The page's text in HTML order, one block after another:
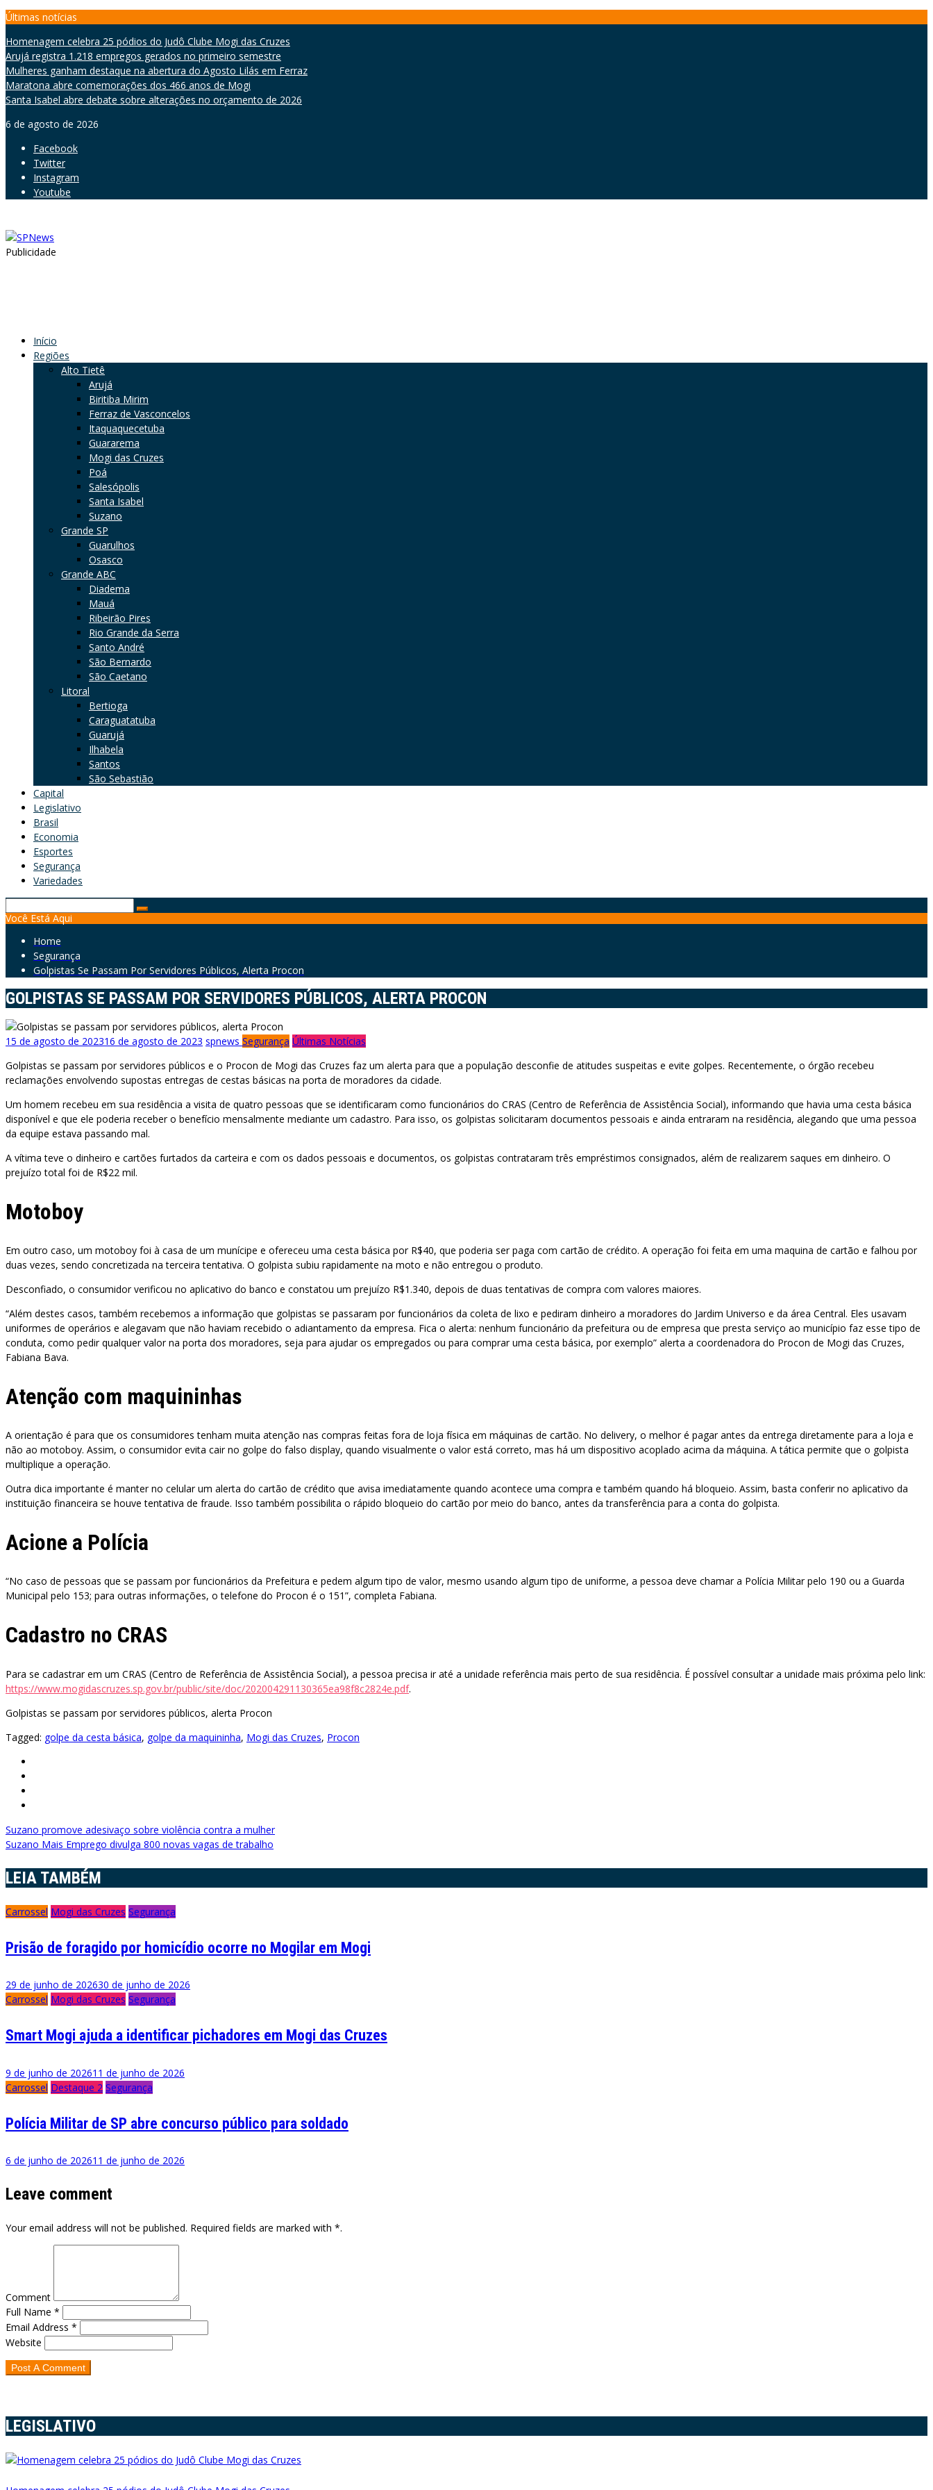
Skip
content
Últimas notícias
Homenagem celebra 25 pódios do Judô Clube Mogi das Cruzes
Arujá registra 1.218 empregos gerados no primeiro semestre
Mulheres ganham destaque na abertura do Agosto Lilás em Ferraz
Maratona abre comemorações dos 466 anos de Mogi
Santa Isabel abre debate sobre alterações no orçamento de 2026
6 de agosto de 2026
Facebook
Twitter
Instagram
Youtube
Publicidade
Início
Regiões
Alto Tietê
Arujá
Biritiba Mirim
Ferraz de Vasconcelos
Itaquaquecetuba
Guararema
Mogi das Cruzes
Poá
Salesópolis
Santa Isabel
Suzano
Grande SP
Guarulhos
Osasco
Grande ABC
Diadema
Mauá
Ribeirão Pires
Rio Grande da Serra
Santo André
São Bernardo
São Caetano
Litoral
Bertioga
Caraguatatuba
Guarujá
Ilhabela
Santos
São Sebastião
Capital
Legislativo
Brasil
Economia
Esportes
Segurança
Variedades
for:
Você Está Aqui
Home
Segurança
Golpistas Se Passam Por Servidores Públicos, Alerta Procon
GOLPISTAS SE PASSAM POR SERVIDORES PÚBLICOS, ALERTA PROCON
15 de agosto de 202316 de agosto de 2023 spnews Segurança Últimas Notícias
Golpistas se passam por servidores públicos e o Procon de Mogi das Cruzes faz um alerta para que a população desconfie de atitudes suspeitas e evite golpes. Recentemente, o órgão recebeu
reclamações envolvendo supostas entregas de cestas básicas na porta de moradores da cidade.
Um homem recebeu em sua residência a visita de quatro pessoas que se identificaram como funcionários do CRAS (Centro de Referência de Assistência Social), informando que havia uma cesta básica
disponível e que ele poderia receber o benefício mensalmente mediante um cadastro. Para isso, os golpistas solicitaram documentos pessoais e ainda entraram na residência, alegando que uma pessoa
da equipe estava passando mal.
A vítima teve o dinheiro e cartões furtados da carteira e com os dados pessoais e documentos, os golpistas contrataram três empréstimos consignados, além de realizarem saques em dinheiro. O
prejuízo total foi de R$22 mil.
Motoboy
Em outro caso, um motoboy foi à casa de um munícipe e ofereceu uma cesta básica por R$40, que poderia ser paga com cartão de crédito. A operação foi feita em uma maquina de cartão e falhou por
duas vezes, sendo concretizada na terceira tentativa. O golpista subiu rapidamente na moto e não entregou o produto.
Desconfiado, o consumidor verificou no aplicativo do banco e constatou um prejuízo R$1.340, depois de duas tentativas de compra com valores maiores.
“Além destes casos, também recebemos a informação que golpistas se passaram por funcionários da coleta de lixo e pediram dinheiro a moradores do Jardim Universo e da área Central. Eles usavam
uniformes de operários e alegavam que não haviam recebido o adiantamento da empresa. Fica o alerta: nenhum funcionário da prefeitura ou de empresa que presta serviço ao município faz esse tipo de
conduta, como pedir qualquer valor na porta dos moradores, seja para ajudar os empregados ou para comprar uma cesta básica, por exemplo” alerta a coordenadora do Procon de Mogi das Cruzes,
Fabiana Bava.
Atenção com maquininhas
A orientação é para que os consumidores tenham muita atenção nas compras feitas fora de loja física em máquinas de cartão. No delivery, o melhor é pagar antes da entrega diretamente para a loja e
não ao motoboy. Assim, o consumidor evita cair no golpe do falso display, quando visualmente o valor está correto, mas há um dispositivo acoplado acima da máquina. A tática permite que o golpista
multiplique a operação.
Outra dica importante é manter no celular um alerta do cartão de crédito que avisa imediatamente quando acontece uma compra e também quando há bloqueio. Assim, basta conferir no aplicativo da
instituição financeira se houve tentativa de fraude. Isso também possibilita o rápido bloqueio do cartão por meio do banco, antes da transferência para a conta do golpista.
Acione a Polícia
“No caso de pessoas que se passam por funcionários da Prefeitura e pedem algum tipo de valor, mesmo usando algum tipo de uniforme, a pessoa deve chamar a Polícia Militar pelo 190 ou a Guarda
Municipal pelo 153; para outras informações, o telefone do Procon é o 151”, completa Fabiana.
Cadastro no CRAS
Para se cadastrar em um CRAS (Centro de Referência de Assistência Social), a pessoa precisa ir até a unidade referência mais perto de sua residência. É possível consultar a unidade mais próxima pelo link:
https://www.mogidascruzes.sp.gov.br/public/site/doc/202004291130365ea98f8c2824e.pdf.
Golpistas se passam por servidores públicos, alerta Procon
Tagged: golpe da cesta básica, golpe da maquininha, Mogi das Cruzes, Procon
Navegação
Post
Suzano promove adesivaço sobre violência contra a mulher
Suzano Mais Emprego divulga 800 novas vagas de trabalho
LEIA TAMBÉM
Carrossel Mogi das Cruzes Segurança
Prisão de foragido por homicídio ocorre no Mogilar em Mogi
29 de junho de 202630 de junho de 2026
Carrossel Mogi das Cruzes Segurança
Smart Mogi ajuda a identificar pichadores em Mogi das Cruzes
9 de junho de 202611 de junho de 2026
Carrossel Destaque 2 Segurança
Polícia Militar de SP abre concurso público para soldado
6 de junho de 202611 de junho de 2026
Leave comment
Your email address will not be published. Required fields are marked with *.
Comment
Full Name *
Email Address *
Website
LEGISLATIVO